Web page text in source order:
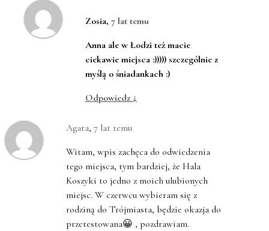
Zosia, 7 lat temu
Anna ale w Łodzi też macie
ciekawie miejsca :))))) szczególnie z
myślą o śniadankach :)
Odpowiedz ↓
Agata, 7 lat temu
Witam, wpis zachęca do odwiedzenia
tego miejsca, tym bardziej, że Hala
Koszyki to jedno z moich ulubionych
miejsc. W czerwcu wybieram się z
rodziną do Trójmiasta, będzie okazja do
przetestowana😀 , pozdrawiam.